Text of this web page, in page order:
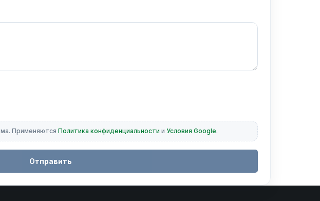
Применяются Политика конфиденциальности и Условия Google.
Отправить